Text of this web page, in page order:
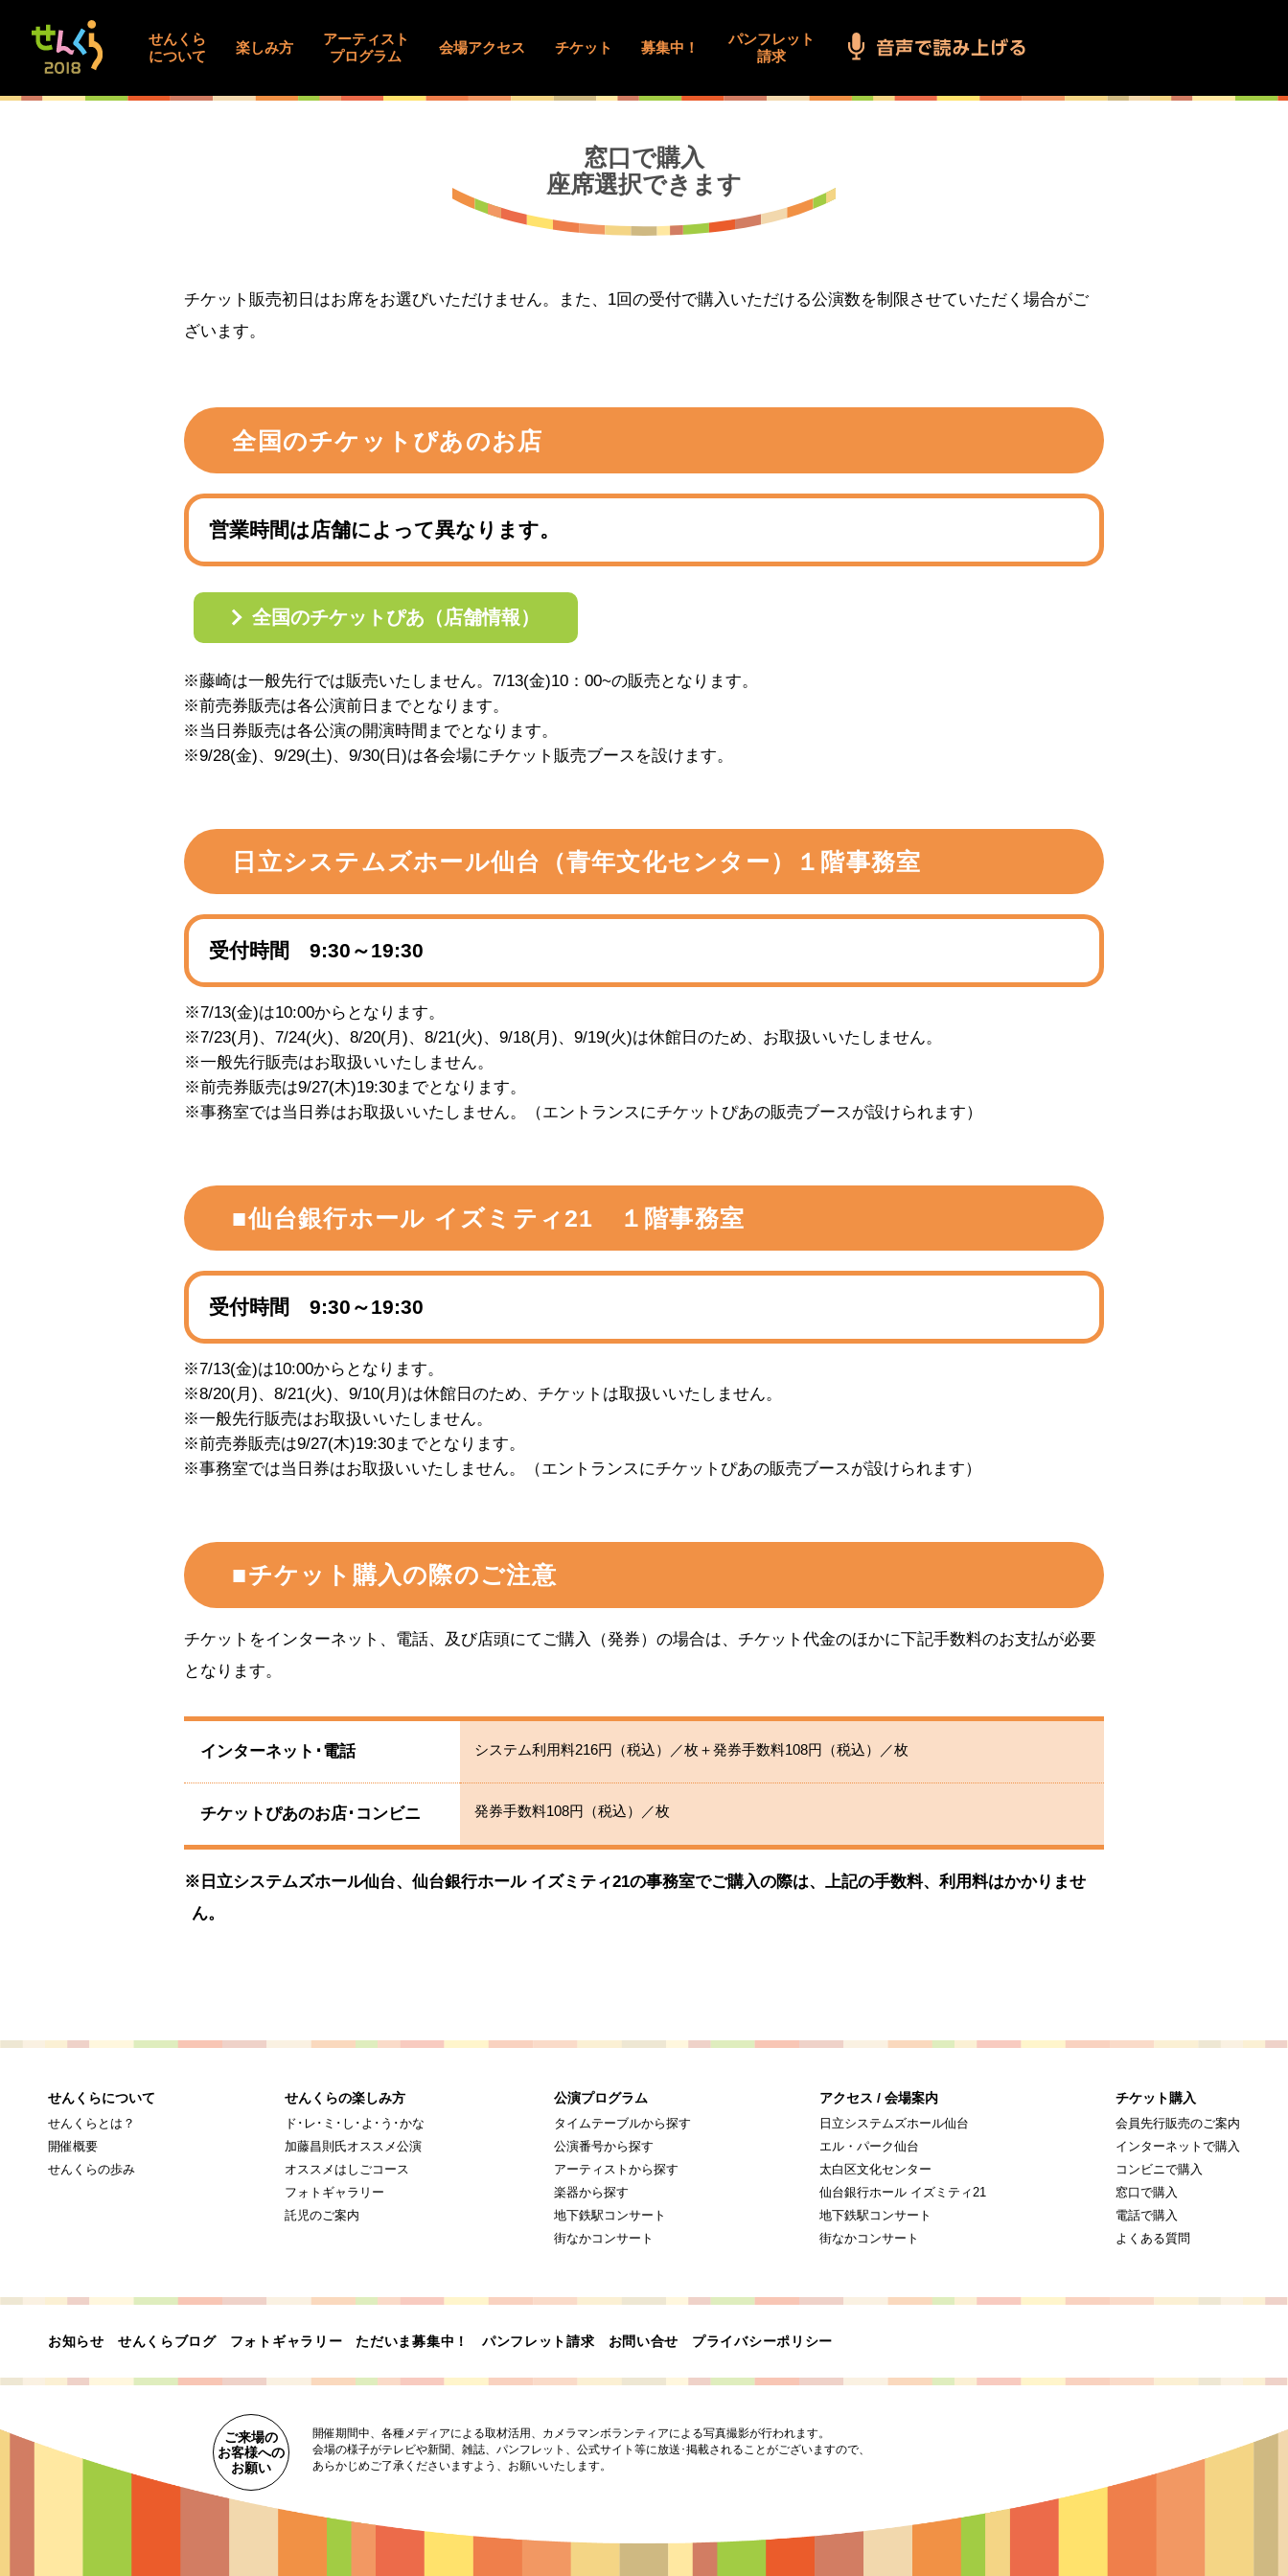
せんくら
について
楽しみ方
アーティスト
プログラム
会場アクセス チケット 募集中！
パンフレット
請求
窓口で購入
座席選択できます
チケット販売初日はお席をお選びいただけません。また、1回の受付で購入いただける公演数を制限させていただく場合がご
ざいます。
全国のチケットぴあのお店
営業時間は店舗によって異なります。
全国のチケットぴあ（店舗情報）
※藤崎は一般先行では販売いたしません。7/13(金)10：00~の販売となります。
※前売券販売は各公演前日までとなります。
※当日券販売は各公演の開演時間までとなります。
※9/28(金)、9/29(土)、9/30(日)は各会場にチケット販売ブースを設けます。
日立システムズホール仙台（青年文化センター）１階事務室
受付時間 9:30～19:30
※7/13(金)は10:00からとなります。
※7/23(月)、7/24(火)、8/20(月)、8/21(火)、9/18(月)、9/19(火)は休館日のため、お取扱いいたしません。
※一般先行販売はお取扱いいたしません。
※前売券販売は9/27(木)19:30までとなります。
※事務室では当日券はお取扱いいたしません。（エントランスにチケットぴあの販売ブースが設けられます）
■仙台銀行ホール イズミティ21 １階事務室
受付時間 9:30～19:30
※7/13(金)は10:00からとなります。
※8/20(月)、8/21(火)、9/10(月)は休館日のため、チケットは取扱いいたしません。
※一般先行販売はお取扱いいたしません。
※前売券販売は9/27(木)19:30までとなります。
※事務室では当日券はお取扱いいたしません。（エントランスにチケットぴあの販売ブースが設けられます）
■チケット購入の際のご注意
チケットをインターネット、電話、及び店頭にてご購入（発券）の場合は、チケット代金のほかに下記手数料のお支払が必要
となります。
インターネット･電話 システム利用料216円（税込）／枚＋発券手数料108円（税込）／枚
チケットぴあのお店･コンビニ 発券手数料108円（税込）／枚
※日立システムズホール仙台、仙台銀行ホール イズミティ21の事務室でご購入の際は、上記の手数料、利用料はかかりませ
ん。
せんくらについて
せんくらとは？
開催概要
せんくらの歩み
せんくらの楽しみ方
ド･レ･ミ･し･よ･う･かな
加藤昌則氏オススメ公演
オススメはしごコース
フォトギャラリー
託児のご案内
公演プログラム
タイムテーブルから探す
公演番号から探す
アーティストから探す
楽器から探す
地下鉄駅コンサート
街なかコンサート
アクセス / 会場案内
日立システムズホール仙台
エル・パーク仙台
太白区文化センター
仙台銀行ホール イズミティ21
地下鉄駅コンサート
街なかコンサート
チケット購入
会員先行販売のご案内
インターネットで購入
コンビニで購入
窓口で購入
電話で購入
よくある質問
お知らせ せんくらブログ フォトギャラリー ただいま募集中！ パンフレット請求 お問い合せ プライバシーポリシー
ご来場の
お客様への
お願い
開催期間中、各種メディアによる取材活用、カメラマンボランティアによる写真撮影が行われます。
会場の様子がテレビや新聞、雑誌、パンフレット、公式サイト等に放送･掲載されることがございますので、
あらかじめご了承くださいますよう、お願いいたします。